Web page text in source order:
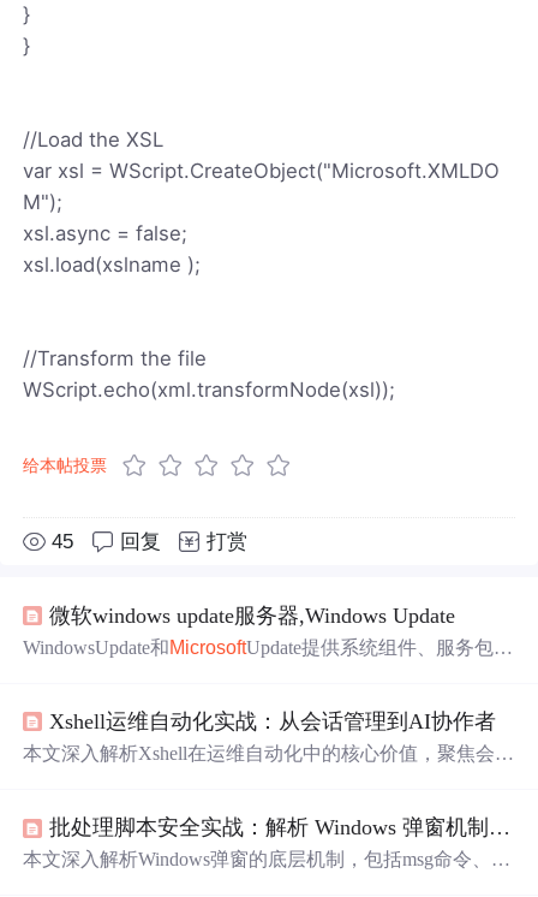
}
}
//Load the XSL
var xsl = WScript.CreateObject("Microsoft.XMLDO
M");
xsl.async = false;
xsl.load(xslname );
//Transform the file
WScript.echo(xml.transformNode(xsl));
给本帖投票
45 回复 打赏
微软windows update服务器,Windows Update
WindowsUpdate和MicrosoftUpdate提供系统组件、服务包、
Services方便了企业环境中的补丁管理。MicrosoftUpdate还
涵盖了Office、Exchange和SQLServer等产品的更新。用户
Xshell运维自动化实战：从会话管理到AI协作者
本文深入解析Xshell在运维自动化中的核心价值，聚焦会话
脚本（JScript）的本质区别、参数化部署、日志审计合
规、启动命令等关键技术实践，并强调终端仿真一致性、
批处理脚本安全实战：解析 Windows 弹窗机制、资源耗尽原理与防御策略
本文深入解析Windows弹窗的底层机制，包括msg命令、H